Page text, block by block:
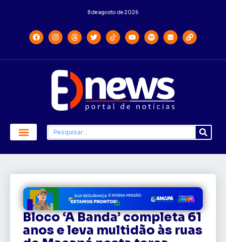
8 de agosto de 2026
Bloco ‘A Banda’ completa 61
anos e leva multidão às ruas